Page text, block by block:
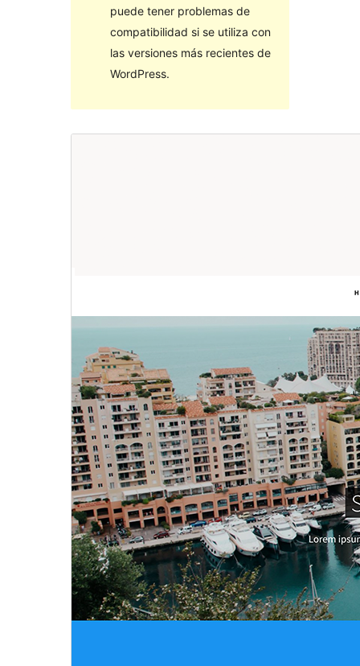
puede tener problemas de
compatibilidad si se utiliza con
las versiones más recientes de
WordPress.